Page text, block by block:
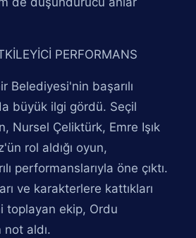
PERFORMANS
Belediyesi'nin başarılı
büyük ilgi gördü. Seçil
Nursel Çeliktürk, Emre Işık
rol aldığı oyun,
performanslarıyla öne çıktı.
ve karakterlere kattıkları
toplayan ekip, Ordu
aldı.